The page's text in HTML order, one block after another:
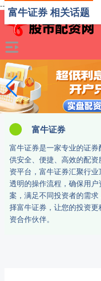
-->
富牛证券
富牛证券是一家专业的证
供安全、便捷、高效的配
资平台，富牛证券汇聚行
透明的操作流程，确保用
案，满足不同投资者的需
择富牛证券，让您的投资
资合作伙伴。
富牛证券 相关话题